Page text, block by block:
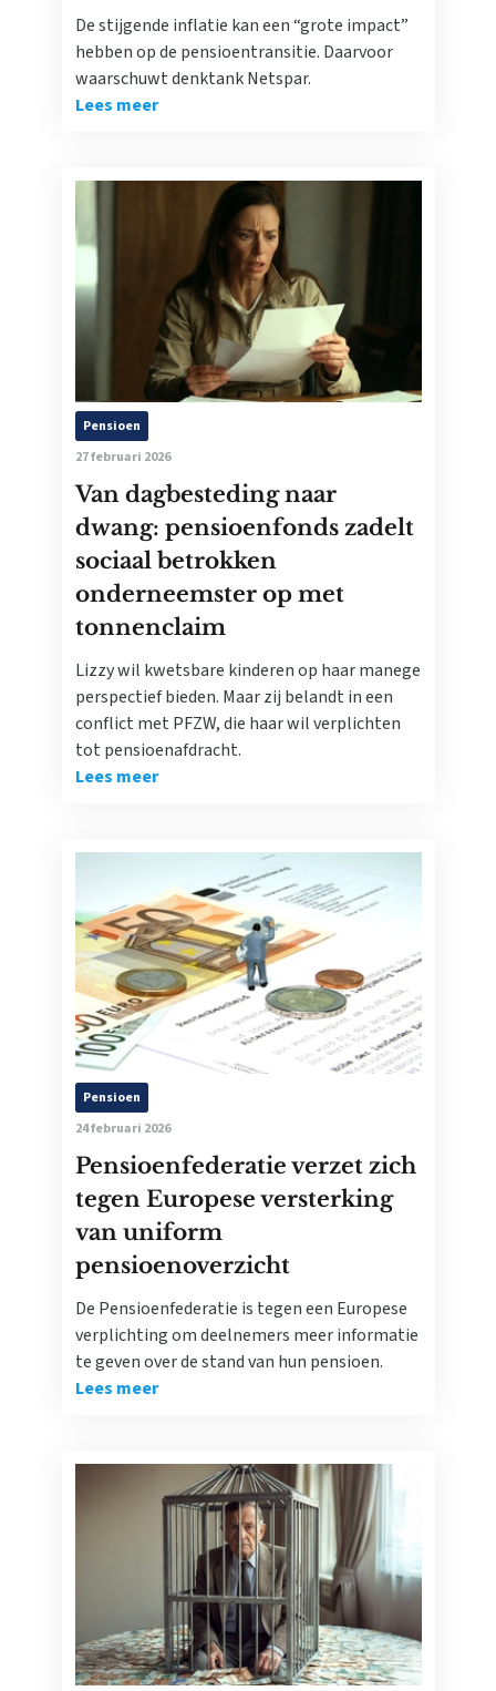
De stijgende inflatie kan een “grote impact”
hebben op de pensioentransitie. Daarvoor
waarschuwt denktank Netspar.
Lees meer
Pensioen
27 februari 2026
Van dagbesteding naar
dwang: pensioenfonds zadelt
sociaal betrokken
onderneemster op met
tonnenclaim
Lizzy wil kwetsbare kinderen op haar manege
perspectief bieden. Maar zij belandt in een
conflict met PFZW, die haar wil verplichten
tot pensioenafdracht.
Lees meer
Pensioen
24 februari 2026
Pensioenfederatie verzet zich
tegen Europese versterking
van uniform
pensioenoverzicht
De Pensioenfederatie is tegen een Europese
verplichting om deelnemers meer informatie
te geven over de stand van hun pensioen.
Lees meer